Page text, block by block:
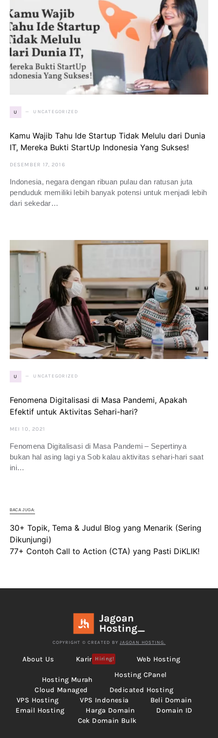
U UNCATEGORIZED
Kamu Wajib Tahu Ide Startup Tidak Melulu dari Dunia
IT, Mereka Bukti StartUp Indonesia Yang Sukses!
DESEMBER 17, 2016
Indonesia, negara dengan ribuan pulau dan ratusan juta
penduduk memiliki lebih banyak potensi untuk menjadi lebih
dari sekedar…
U UNCATEGORIZED
Fenomena Digitalisasi di Masa Pandemi, Apakah
Efektif untuk Aktivitas Sehari-hari?
MEI 10, 2021
Fenomena Digitalisasi di Masa Pandemi – Sepertinya
bukan hal asing lagi ya Sob kalau aktivitas sehari-hari saat
ini…
BACA JUGA:
30+ Topik, Tema & Judul Blog yang Menarik (Sering
Dikunjungi)
77+ Contoh Call to Action (CTA) yang Pasti DiKLIK!
COPYRIGHT © CREATED BY JAGOAN HOSTING.
About Us Karir Hiring! Web Hosting
Hosting Murah
Hosting CPanel
Cloud Managed
Dedicated Hosting
VPS Hosting
VPS Indonesia
Beli Domain
Email Hosting
Harga Domain
Domain ID
Cek Domain Bulk